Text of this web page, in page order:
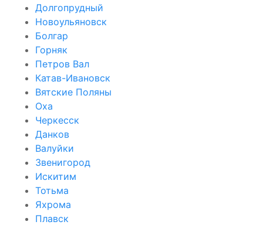
Долгопрудный
Новоульяновск
Болгар
Горняк
Петров Вал
Катав-Ивановск
Вятские Поляны
Оха
Черкесск
Данков
Валуйки
Звенигород
Искитим
Тотьма
Яхрома
Плавск